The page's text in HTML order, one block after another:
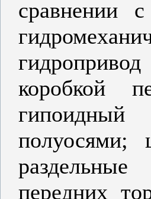
сравнении
коробкой
полуосями;
передних